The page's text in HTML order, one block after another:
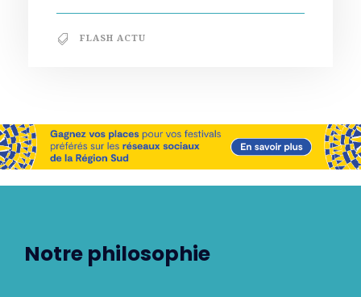
FLASH ACTU
Notre philosophie